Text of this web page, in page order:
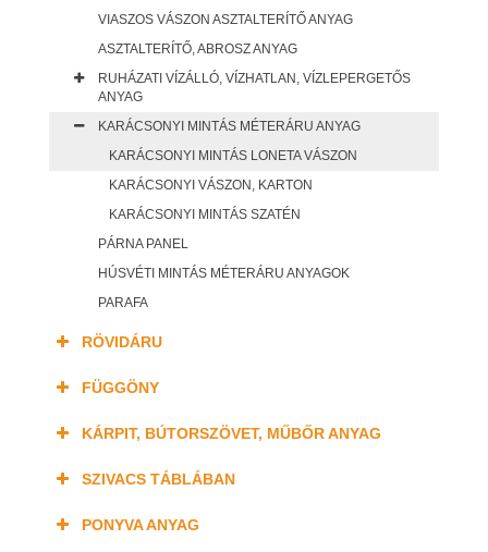
VIASZOS VÁSZON ASZTALTERÍTŐ ANYAG
ASZTALTERÍTŐ, ABROSZ ANYAG
RUHÁZATI VÍZÁLLÓ, VÍZHATLAN, VÍZLEPERGETŐS
ANYAG
KARÁCSONYI MINTÁS MÉTERÁRU ANYAG
KARÁCSONYI MINTÁS LONETA VÁSZON
KARÁCSONYI VÁSZON, KARTON
KARÁCSONYI MINTÁS SZATÉN
PÁRNA PANEL
HÚSVÉTI MINTÁS MÉTERÁRU ANYAGOK
PARAFA
RÖVIDÁRU
FÜGGÖNY
KÁRPIT, BÚTORSZÖVET, MŰBŐR ANYAG
SZIVACS TÁBLÁBAN
PONYVA ANYAG